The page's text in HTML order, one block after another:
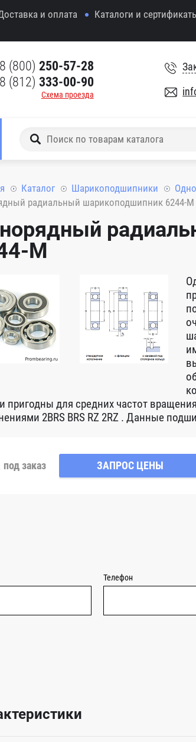
и оплата Каталоги и
8 (800) 250-57-28
8 (812) 333-00-90
Схема проезда
Каталог Шарикоподшипники
радиальный шарикоподшипник 6244-M
M
пригодны для средних частот
2BRS BRS RZ 2RZ . Данные
под заказ ЗАПРОС ЦЕНЫ
Телефон